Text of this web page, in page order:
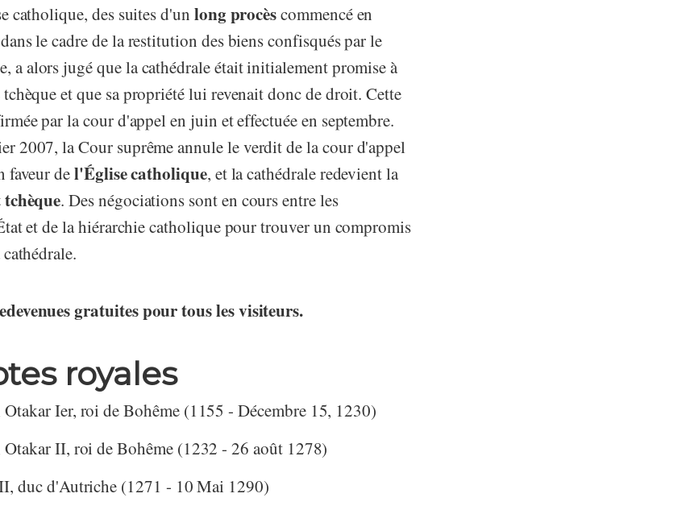
catholique, des suites d'un long procèscommencé en
le cadre de la restitution des biens confisqués par le
a alors jugé que la cathédrale était initialement promise à
et que sa propriété lui revenait donc de droit. Cette
par la cour d'appel en juin et effectuée en septembre.
2007, la Cour suprême annule le verdit de la cour d'appel
faveur del'Église catholique, et la cathédrale redevient la
. Des négociations sont en cours entre les
et de la hiérarchie catholique pour trouver un compromis
gratuites pour tous les visiteurs.
royales
Otakar Ier, roi de Bohême (1155 - Décembre 15, 1230)
Otakar II, roi de Bohême (1232 - 26 août 1278)
duc d'Autriche (1271 - 10 Mai 1290)